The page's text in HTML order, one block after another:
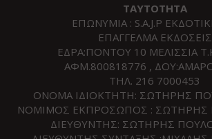
ΤΑΥΤΟΤΗΤΑ
ΕΠΩΝΥΜΙΑ : S.A.J.P
ΕΠΑΓΓΕΛΜΑ ΕΚΔΟΣΕΙΣ
ΕΔΡΑ:ΠΟΝΤΟΥ 10 ΜΕΛΙΣΣΙΑ
ΑΦΜ.800818776 ,
ΤΗΛ. 216 7000453
ΟΝΟΜΑ ΙΔΙΟΚΤΗΤΗ: ΣΩΤΗΡΗΣ
ΝΟΜΙΜΟΣ ΕΚΠΡΟΣΩΠΟΣ : ΣΩΤΗΡΗΣ
ΔΙΕΥΘΥΝΤΗΣ: ΣΩΤΗΡΗΣ